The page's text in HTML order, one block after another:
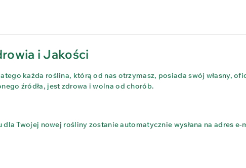
i Jakości
każda roślina, którą od nas otrzymasz, posiada swój własny,
źródła, jest zdrowa i wolna od chorób.
Twojej nowej rośliny zostanie automatycznie wysłana na adres